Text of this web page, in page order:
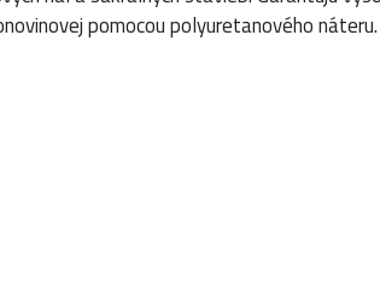
pomocou polyuretanového náteru.